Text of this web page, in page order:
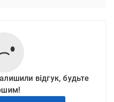
відгук, будьте